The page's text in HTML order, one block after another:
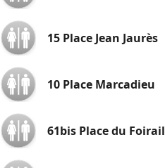
15 Place Jean Jaurès
10 Place Marcadieu
61bis Place du Foirail